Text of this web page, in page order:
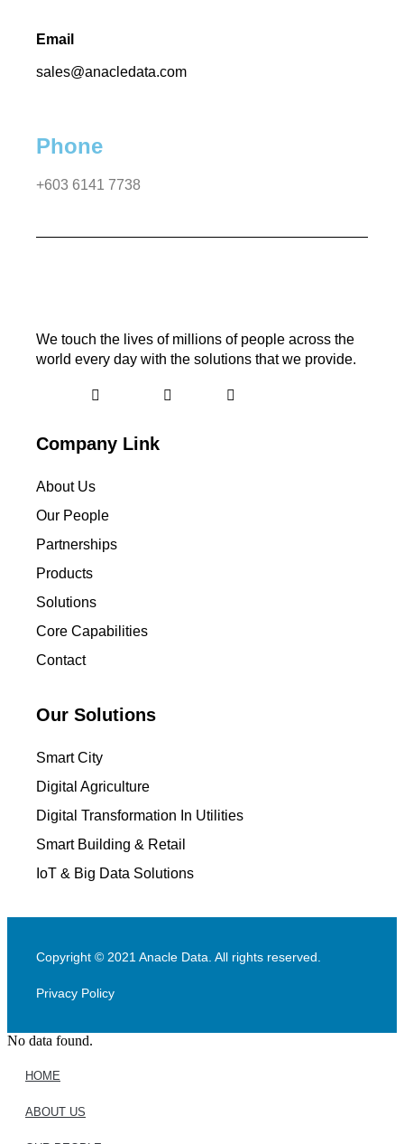
Email
sales@anacledata.com
Phone
+603 6141 7738
We touch the lives of millions of people across the
world every day with the solutions that we provide.
Company Link
About Us
Our People
Partnerships
Products
Solutions
Core Capabilities
Contact
Our Solutions
Smart City
Digital Agriculture
Digital Transformation In Utilities
Smart Building & Retail
IoT & Big Data Solutions
Copyright © 2021 Anacle Data. All rights reserved.
Privacy Policy
No data found.
HOME
ABOUT US